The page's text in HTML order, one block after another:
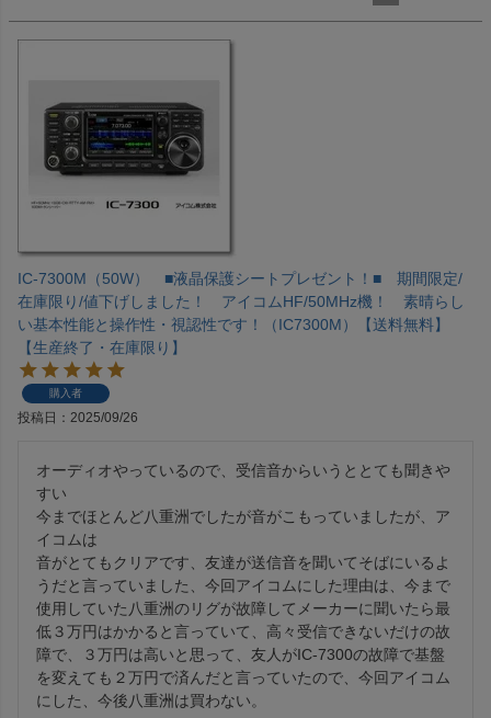
IC-7300M（50W） ■液晶保護シートプレゼント！■ 期間限定/
在庫限り/値下げしました！ アイコムHF/50MHz機！ 素晴らし
い基本性能と操作性・視認性です！（IC7300M）【送料無料】
【生産終了・在庫限り】
購入者
投稿日 2025/09/26
オーディオやっているので、受信音からいうととても聞きや
すい
今までほとんど八重洲でしたが音がこもっていましたが、ア
イコムは
音がとてもクリアです、友達が送信音を聞いてそばにいるよ
うだと言っていました、今回アイコムにした理由は、今まで
使用していた八重洲のリグが故障してメーカーに聞いたら最
低３万円はかかると言っていて、高々受信できないだけの故
障で、３万円は高いと思って、友人がIC-7300の故障で基盤
を変えても２万円で済んだと言っていたので、今回アイコム
にした、今後八重洲は買わない。